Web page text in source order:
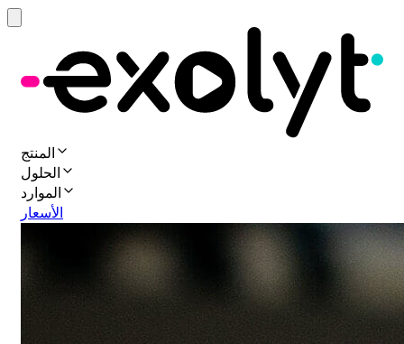
المنتج
الحلول
الموارد
الأسعار